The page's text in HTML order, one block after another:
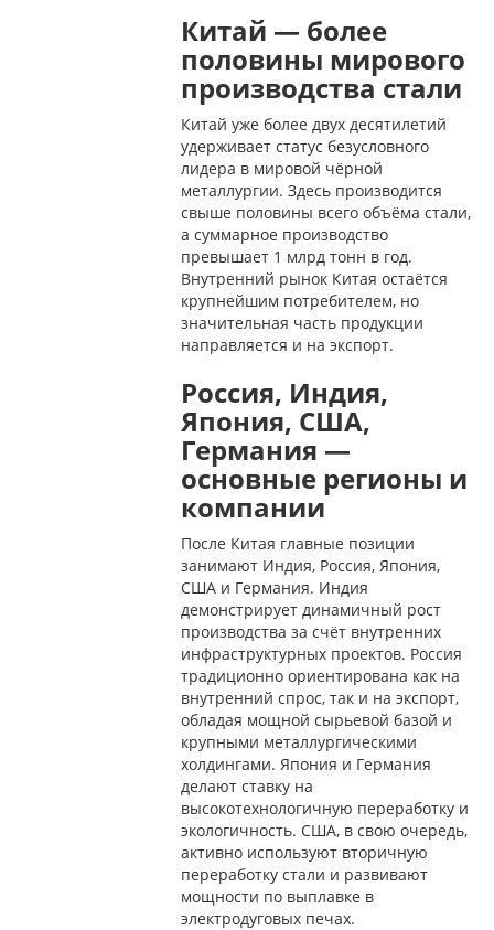
Китай — более
половины мирового
производства стали
Китай уже более двух десятилетий
удерживает статус безусловного
лидера в мировой чёрной
металлургии. Здесь производится
свыше половины всего объёма стали,
а суммарное производство
превышает 1 млрд тонн в год.
Внутренний рынок Китая остаётся
крупнейшим потребителем, но
значительная часть продукции
направляется и на экспорт.
Россия, Индия,
Япония, США,
Германия —
основные регионы и
компании
После Китая главные позиции
занимают Индия, Россия, Япония,
США и Германия. Индия
демонстрирует динамичный рост
производства за счёт внутренних
инфраструктурных проектов. Россия
традиционно ориентирована как на
внутренний спрос, так и на экспорт,
обладая мощной сырьевой базой и
крупными металлургическими
холдингами. Япония и Германия
делают ставку на
высокотехнологичную переработку и
экологичность. США, в свою очередь,
активно используют вторичную
переработку стали и развивают
мощности по выплавке в
электродуговых печах.